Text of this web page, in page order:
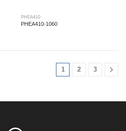
PHEA410
PHEA410-1060
1 2 3